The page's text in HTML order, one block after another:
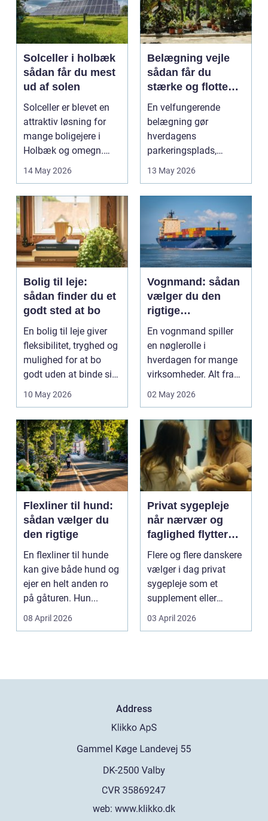
Solceller i holbæk
sådan får du mest
ud af solen
Solceller er blevet en
attraktiv løsning for
mange boligejere i
Holbæk og omegn.
14 May 2026
Belægning vejle
sådan får du
stærke og flotte
udendørs arealer
En velfungerende
belægning gør
hverdagens
parkeringsplads,
gårdsplads både pæn
og pra...
13 May 2026
Bolig til leje:
sådan finder du et
godt sted at bo
En bolig til leje giver
fleksibilitet, tryghed og
mulighed for at bo
godt uden at binde sig
10 May 2026
Vognmand: sådan
vælger du den
rigtige
samarbejdspartner
En vognmand spiller
en nøglerolle i
hverdagen for mange
virksomheder. Alt fra
02 May 2026
Flexliner til hund:
sådan vælger du
den rigtige
En flexliner til hunde
kan give både hund og
ejer en helt anden ro
på gåturen. Hun...
08 April 2026
Privat sygepleje
når nærvær og
faglighed flytter
hjem i stuen
Flere og flere danskere
vælger i dag privat
sygepleje som et
supplement eller
alternativ til det off...
03 April 2026
Address
web: www.klikko.dk